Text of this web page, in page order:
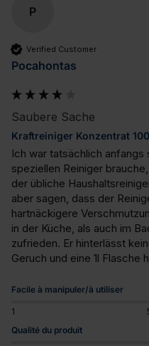
P
Verified Customer
Pocahontas
Saubere Sache
Kraftreiniger Konzentrat
Ich war tatsächlich
speziellen Reiniger
der übliche
aber sagen, dass der
hartnäckigere
in der Küche, als auch im
zufrieden. Er hinterlässt
Geruch und eine 1l Flasche
Facile à manipuler/à utiliser
1
Qualité du produit